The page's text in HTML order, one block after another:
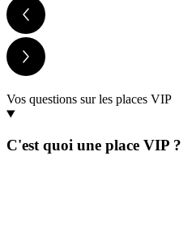
Vos questions sur les places VIP
C'est quoi une place VIP ?